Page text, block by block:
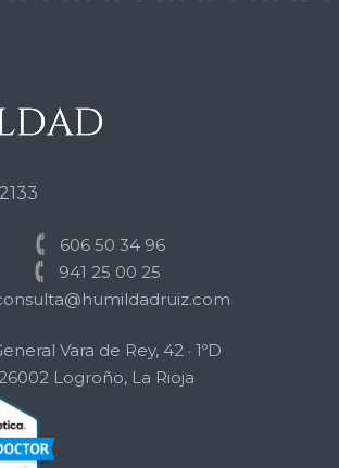
606 50 34 96
941 25 00 25
Vara de Rey, 42 · 1ºD
26002 Logroño, La Rioja